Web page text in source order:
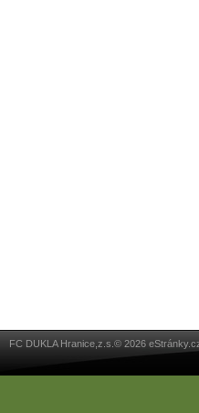
FC DUKLA Hranice,z.s.© 2026